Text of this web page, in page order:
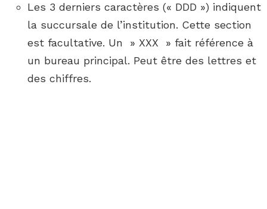
Les 3 derniers caractères (« DDD ») indiquent
la succursale de l’institution. Cette section
est facultative. Un » XXX » fait référence à
un bureau principal. Peut être des lettres et
des chiffres.